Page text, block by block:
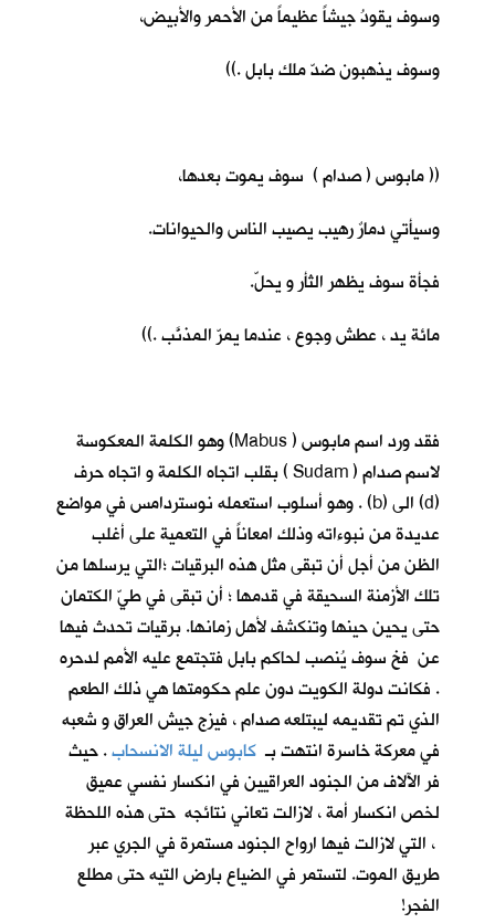
وسوف يقودُ جيشاً عظيماً من الأحمر والأبيض،
وسوف يذهبون ضدّ ملك بابل .))
(( مابوس ( صدام ) سوف يموت بعدها،
وسيأتي دمارٌ رهيب يصيب الناس والحيوانات.
فجأة سوف يظهر الثأر و يحلّ.
مائة يد ، عطش وجوع ، عندما يمرّ المذنَّب .))
فقد ورد اسم مابوس ( Mabus) وهو الكلمة المعكوسة
لاسم صدام ( Sudam ) بقلب اتجاه الكلمة و اتجاه حرف
(d) الى (b) . وهو أسلوب استعمله نوستردامس في مواضع
عديدة من نبوءاته وذلك امعاناً في التعمية على أغلب
الظن من أجل أن تبقى مثل هذه البرقيات ؛التي يرسلها من
تلك الأزمنة السحيقة في قدمها ؛ أن تبقى في طيّ الكتمان
حتى يحين حينها وتنكشف لأهل زمانها. برقيات تحدث فيها
عن فخ سوف يُنصب لحاكم بابل فتجتمع عليه الأمم لدحره
. فكانت دولة الكويت دون علم حكومتها هي ذلك الطعم
الذي تم تقديمه ليبتلعه صدام ، فيزج جيش العراق و شعبه
في معركة خاسرة انتهت بـ كابوس ليلة الانسحاب. حيث
فر الآلاف من الجنود العراقيين في انكسار نفسي عميق
لخص انكسار أمة ، لازالت تعاني نتائجه حتى هذه اللحظة
، التي لازالت فيها ارواح الجنود مستمرة في الجري عبر
طريق الموت. لتستمر في الضياع بارض التيه حتى مطلع
الفجر!